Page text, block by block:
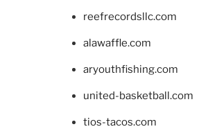
reefrecordsllc.com
alawaffle.com
aryouthfishing.com
united-basketball.com
tios-tacos.com